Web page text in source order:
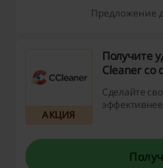
Предложение
АКЦИЯ
Получите
Cleaner со
Сделайте